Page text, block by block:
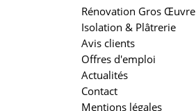
Rénovation Gros Œuvre
Isolation & Plâtrerie
Avis clients
Offres d'emploi
Actualités
Contact
Mentions légales